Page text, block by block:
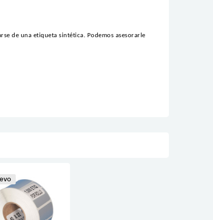
de una etiqueta sintética. Podemos asesorarle